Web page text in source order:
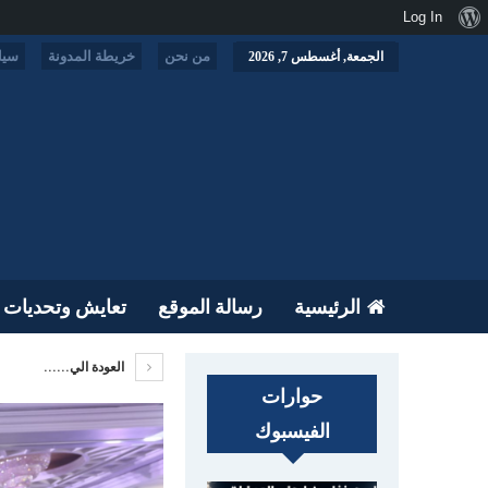
الجمعة, أغسطس 7, 2026 من نحن خريطة المدونة
الرئيسية رسالة الموقع تعايش وتحديات
العودة الي......
حوارات
الفيسبوك
نبذةLog In